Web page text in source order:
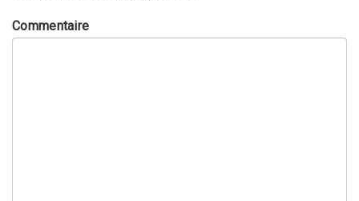
Commentaire